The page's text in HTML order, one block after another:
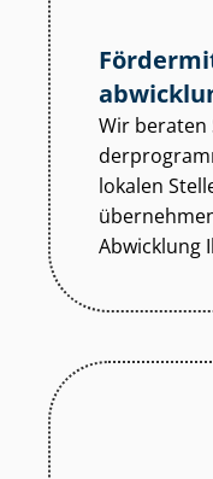
Wir beraten
lokalen
Abwicklung